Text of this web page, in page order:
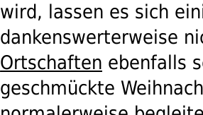
wird, lassen es sich
dankenswerterweise
Ortschaften ebenfalls
geschmückte